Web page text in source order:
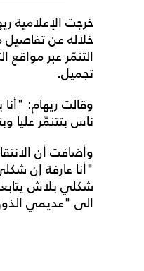
خرجت
خلاله عن تفاصيل
التنمّر عبر
تجميل.
وقالت ريهام:
ناس بتتنمّر عليا
وأضافت أن
"أنا عارفة إن
شكلي بلاش
الى "عديمي